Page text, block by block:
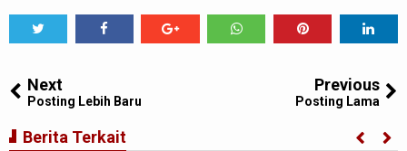
Next
Posting Lebih Baru
Previous
Posting Lama
Berita Terkait